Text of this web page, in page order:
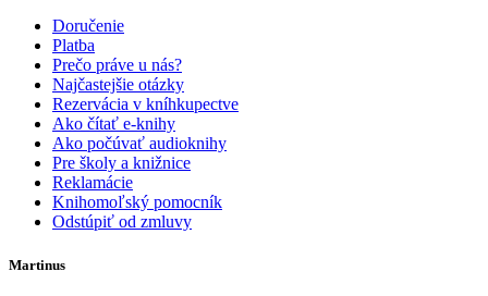
Doručenie
Platba
Prečo práve u nás?
Najčastejšie otázky
Rezervácia v kníhkupectve
Ako čítať e-knihy
Ako počúvať audioknihy
Pre školy a knižnice
Reklamácie
Knihomoľský pomocník
Odstúpiť od zmluvy
Martinus